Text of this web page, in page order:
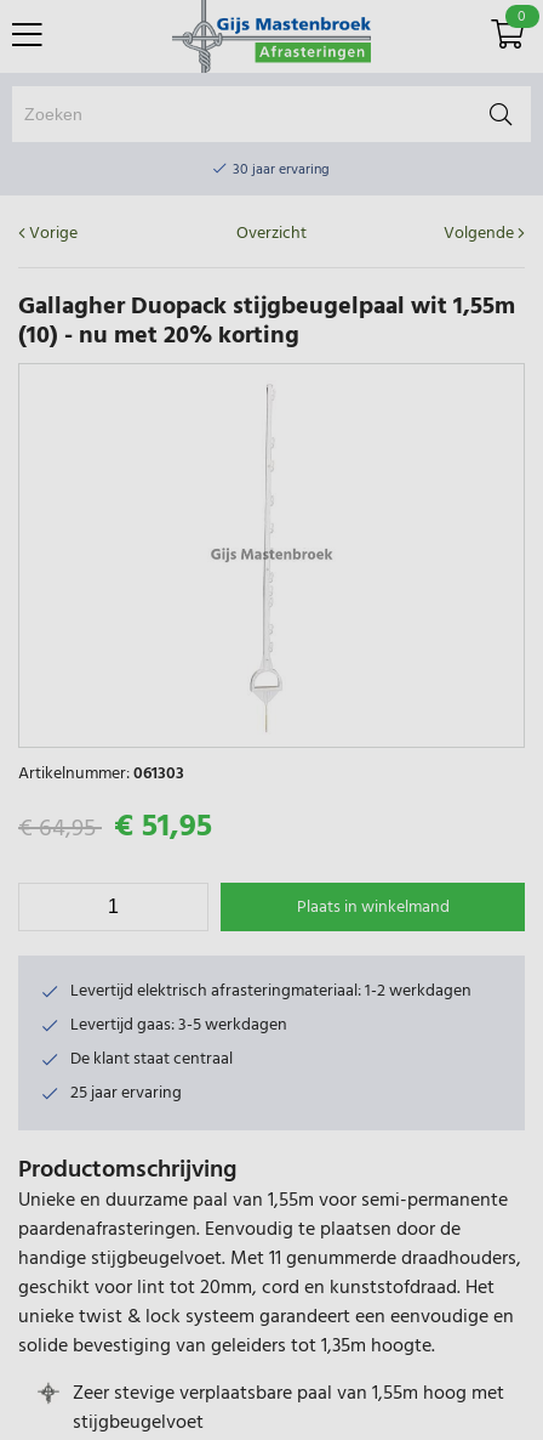
0
30 jaar ervaring
30 jaar ervaring
Elektrisch afrasteringsmateriaal gratis verzending vanaf €75
Vorige Overzicht Volgende
Gallagher Duopack stijgbeugelpaal wit 1,55m
(10) - nu met 20% korting
Artikelnummer:061303
€ 64,95 € 51,95
Plaats in winkelmand
Levertijd elektrisch afrasteringmateriaal: 1-2 werkdagen
Levertijd gaas: 3-5 werkdagen
De klant staat centraal
25 jaar ervaring
Productomschrijving
Unieke en duurzame paal van 1,55m voor semi-permanente
paardenafrasteringen. Eenvoudig te plaatsen door de
handige stijgbeugelvoet. Met 11 genummerde draadhouders,
geschikt voor lint tot 20mm, cord en kunststofdraad. Het
unieke twist & lock systeem garandeert een eenvoudige en
solide bevestiging van geleiders tot 1,35m hoogte.
Zeer stevige verplaatsbare paal van 1,55m hoog met
stijgbeugelvoet